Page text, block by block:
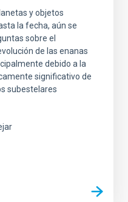
y objetos
la fecha, aún se
sobre el
de las enanas
debido a la
significativo de
subestelares